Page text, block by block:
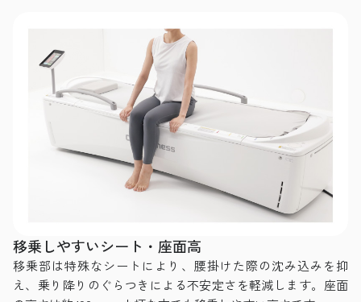
移乗しやすいシート・座面高
移乗部は特殊なシートにより、腰掛けた際の沈み込みを抑
え、乗り降りのぐらつきによる不安定さを軽減します。座面